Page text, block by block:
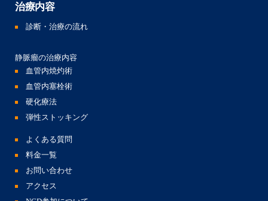
治療内容
診断・治療の流れ
静脈瘤の治療内容
血管内焼灼術
血管内塞栓術
硬化療法
弾性ストッキング
よくある質問
料金一覧
お問い合わせ
アクセス